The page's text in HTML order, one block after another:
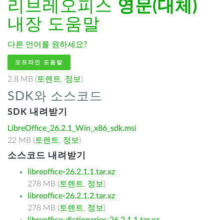
리브레오피스 영문(대체)
내장 도움말
다른 언어를 원하세요?
오프라인 도움말
2.8 MB ( 토렌트, 정보 )
SDK와 소스코드
SDK 내려받기
LibreOffice_26.2.1_Win_x86_sdk.msi
22 MB ( 토렌트, 정보 )
소스코드 내려받기
libreoffice-26.2.1.1.tar.xz
278 MB ( 토렌트, 정보 )
libreoffice-26.2.1.2.tar.xz
278 MB ( 토렌트, 정보 )